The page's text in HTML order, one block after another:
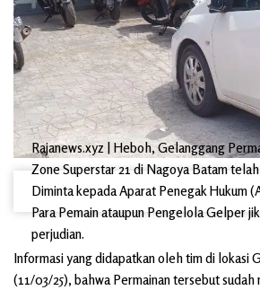
Rajanews.xyz | Heboh, Gelanggang
Zone Superstar 21 di Nagoya Batam
Diminta kepada Aparat Penegak Hukum
Para Pemain ataupun Pengelola Gelper
perjudian.
Informasi yang didapatkan oleh tim di lokasi
(11/03/25), bahwa Permainan tersebut